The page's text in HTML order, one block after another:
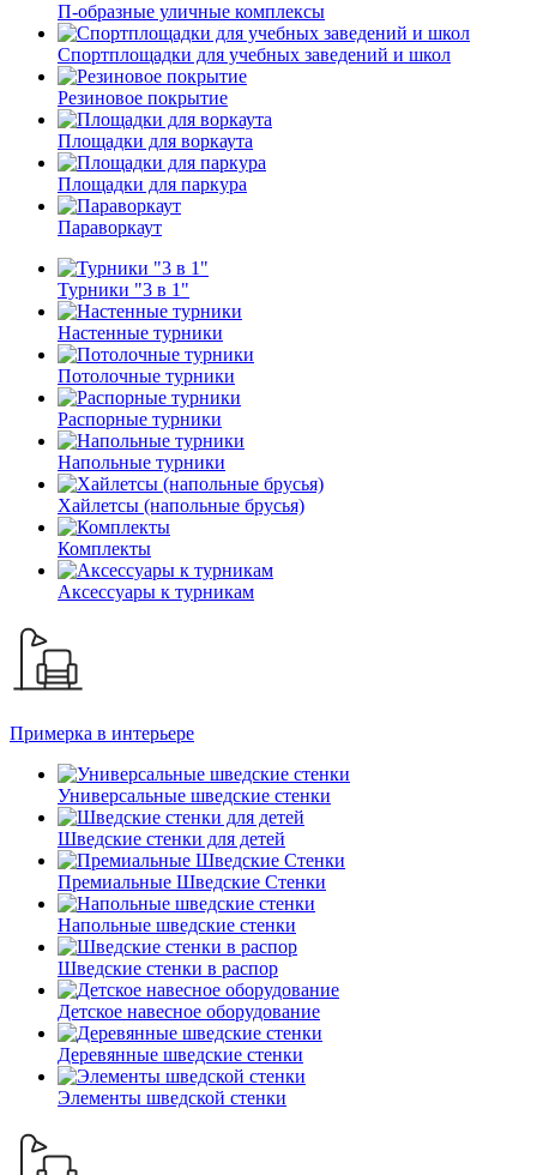
П-образные уличные комплексы
Спортплощадки для учебных заведений и школ
Резиновое покрытие
Площадки для воркаута
Площадки для паркура
Параворкаут
Турники "3 в 1"
Настенные турники
Потолочные турники
Распорные турники
Напольные турники
Хайлетсы (напольные брусья)
Комплекты
Аксессуары к турникам
Примерка в интерьере
Универсальные шведские стенки
Шведские стенки для детей
Премиальные Шведские Стенки
Напольные шведские стенки
Шведские стенки в распор
Детское навесное оборудование
Деревянные шведские стенки
Элементы шведской стенки